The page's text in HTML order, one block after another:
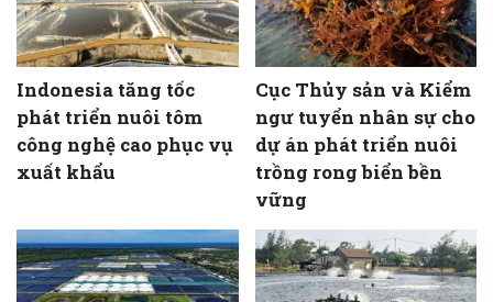
Indonesia tăng tốc
phát triển nuôi tôm
công nghệ cao phục vụ
xuất khẩu
Cục Thủy sản và Kiểm
ngư tuyển nhân sự cho
dự án phát triển nuôi
trồng rong biển bền
vững